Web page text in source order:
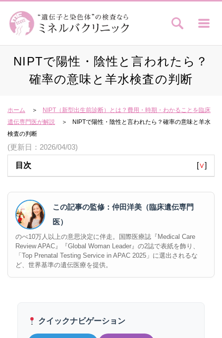
NIPTで陽性・陰性と言われたら？
確率の意味と羊水検査の判断
ホーム
NIPT（新型出生前診断）とは？費用・時期・わかることを臨床
遺伝専門医が解説
NIPTで陽性・陰性と言われたら？確率の意味と羊水
検査の判断
(更新日：2026/04/03)
目次 [∨]
この記事の監修：仲田洋美（臨床遺伝専門
医）
のべ10万人以上の意思決定に伴走。国際医療誌『Medical Care
Review APAC』『Global Woman Leader』の2誌で表紙を飾り、
「Top Prenatal Testing Service in APAC 2025」に選出されるな
ど、世界基準の遺伝医療を提供。
クイックナビゲーション